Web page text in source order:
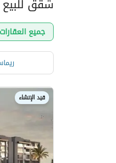
جميع العقارات
قيد الإنشاء